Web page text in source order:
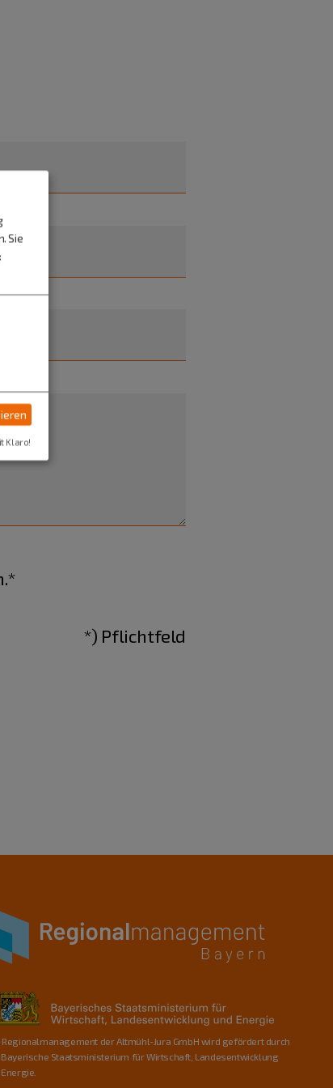
*) Pflichtfeld
Regionalmanagement der Altmühl-Jura GmbH wird gefördert durch
Bayerische Staatsministerium für Wirtschaft, Landesentwicklung
Sie
Klaro!